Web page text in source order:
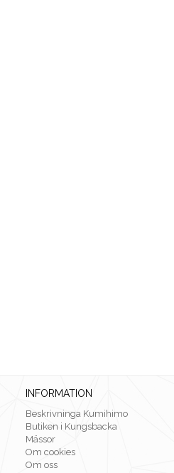
INFORMATION
Beskrivninga Kumihimo
Butiken i Kungsbacka
Mässor
Om cookies
Om oss